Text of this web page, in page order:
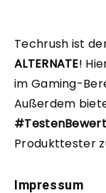
Techrush ist
ALTERNATE!
im Gaming-
Außerdem
Produkttester
Impressum